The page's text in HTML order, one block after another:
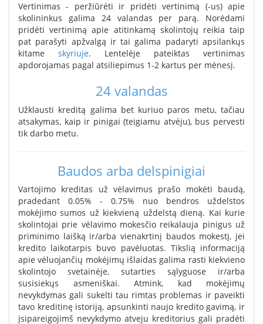
Vertinimas - peržiūrėti ir pridėti vertinimą (-us) apie
skolininkus galima 24 valandas per parą. Norėdami
pridėti vertinimą apie atitinkamą skolintojų reikia taip
pat parašyti apžvalgą ir tai galima padaryti apsilankųs
kitame skyriuje. Lentelėje pateiktas vertinimas
apdorojamas pagal atsiliepimus 1-2 kartus per mėnesį.
24 valandas
Užklausti kreditą galima bet kuriuo paros metu, tačiau
atsakymas, kaip ir pinigai (teigiamu atvėju), bus pervesti
tik darbo metu.
Baudos arba delspinigiai
Vartojimo kreditas už vėlavimus prašo mokėti baudą,
pradedant 0.05% - 0.75% nuo bendros uždelstos
mokėjimo sumos už kiekvieną uždelstą dieną. Kai kurie
skolintojai prie vėlavimo mokesčio reikalauja pinigus už
priminimo laišką ir/arba vienakrtinį baudos mokestį, jei
kredito laikotarpis buvo pavėluotas. Tikslią informaciją
apie vėluojančių mokėjimų išlaidas galima rasti kiekvieno
skolintojo svetainėje, sutarties sąlyguose ir/arba
susisiekųs asmeniškai. Atmink, kad mokėjimų
nevykdymas gali sukelti tau rimtas problemas ir paveikti
tavo kreditinę istoriją, apsunkinti naujo kredito gavimą, ir
įsipareigojimš nevykdymo atveju kreditorius gali pradėti